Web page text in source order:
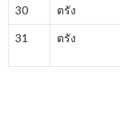
30 ตรัง
31 ตรัง